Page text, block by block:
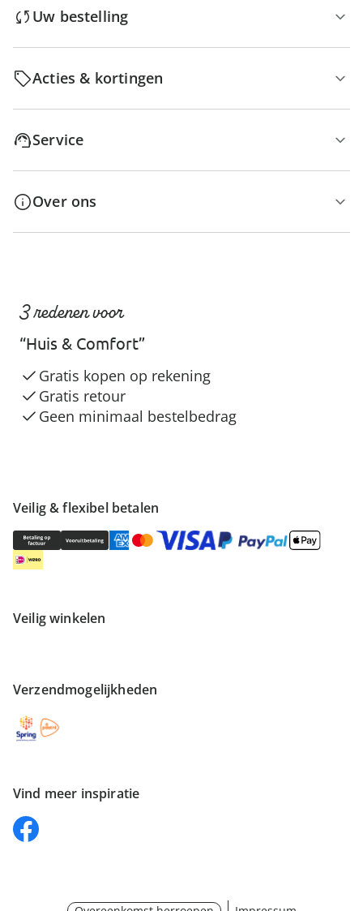
Uw bestelling
Acties & kortingen
Service
Over ons
Veilig & flexibel betalen
Veilig winkelen
Verzendmogelijkheden
Vind meer inspiratie
3 redenen voor
“Huis & Comfort”
Gratis kopen op rekening
Gratis retour
Geen minimaal bestelbedrag